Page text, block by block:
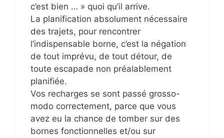
c’est bien … » quoi qu’il arrive.
La planification absolument nécessaire
des trajets, pour rencontrer
l’indispensable borne, c’est la négation
de tout imprévu, de tout détour, de
toute escapade non préalablement
planifiée.
Vos recharges se sont passé grosso-
modo correctement, parce que vous
avez eu la chance de tomber sur des
bornes fonctionnelles et/ou sur